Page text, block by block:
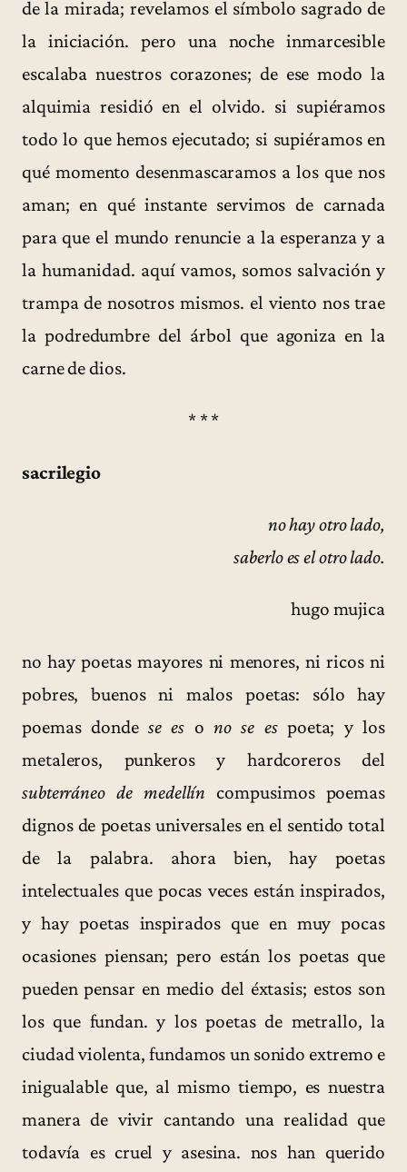
de la mirada; revelamos el símbolo sagrado de
la iniciación. pero una noche inmarcesible
escalaba nuestros corazones; de ese modo la
alquimia residió en el olvido. si supiéramos
todo lo que hemos ejecutado; si supiéramos en
qué momento desenmascaramos a los que nos
aman; en qué instante servimos de carnada
para que el mundo renuncie a la esperanza y a
la humanidad. aquí vamos, somos salvación y
trampa de nosotros mismos. el viento nos trae
la podredumbre del árbol que agoniza en la
carne de dios.
* * *
sacrilegio
no hay otro lado,
saberlo es el otro lado.
hugo mujica
no hay poetas mayores ni menores, ni ricos ni
pobres, buenos ni malos poetas: sólo hay
poemas donde se es ono se espoeta; y los
metaleros, punkeros y hardcoreros del
subterráneo de medellín compusimos poemas
dignos de poetas universales en el sentido total
de la palabra. ahora bien, hay poetas
intelectuales que pocas veces están inspirados,
y hay poetas inspirados que en muy pocas
ocasiones piensan; pero están los poetas que
pueden pensar en medio del éxtasis; estos son
los que fundan. y los poetas de metrallo, la
ciudad violenta, fundamos un sonido extremo e
inigualable que, al mismo tiempo, es nuestra
manera de vivir cantando una realidad que
todavía es cruel y asesina. nos han querido